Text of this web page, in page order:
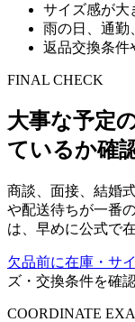
サイズ感が大
雨の日、通勤
返品交換条件
FINAL CHECK
大事な予定
ているか確
商談、面接、結婚
や配送待ちが一番
は、早めに公式で
欠品前に在庫・サ
ズ・交換条件を確
COORDINATE